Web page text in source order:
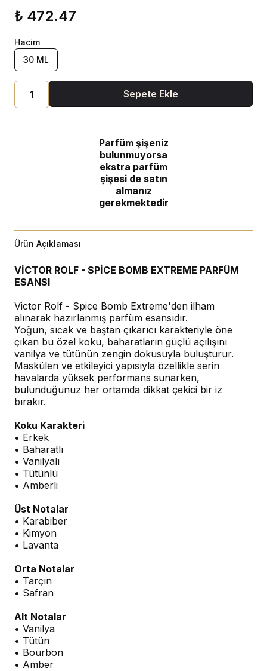
₺ 472.47
Hacim
30 ML
Sepete Ekle
Parfüm şişeniz
bulunmuyorsa
ekstra parfüm
şişesi de satın
almanız
gerekmektedir
Ürün Açıklaması
VİCTOR ROLF - SPİCE BOMB EXTREME PARFÜM
ESANSI
Victor Rolf - Spice Bomb Extreme'den ilham
alınarak hazırlanmış parfüm esansıdır.
Yoğun, sıcak ve baştan çıkarıcı karakteriyle öne
çıkan bu özel koku, baharatların güçlü açılışını
vanilya ve tütünün zengin dokusuyla buluşturur.
Maskülen ve etkileyici yapısıyla özellikle serin
havalarda yüksek performans sunarken,
bulunduğunuz her ortamda dikkat çekici bir iz
bırakır.
Koku Karakteri
• Erkek
• Baharatlı
• Vanilyalı
• Tütünlü
• Amberli
Üst Notalar
• Karabiber
• Kimyon
• Lavanta
Orta Notalar
• Tarçın
• Safran
Alt Notalar
• Vanilya
• Tütün
• Bourbon
• Amber